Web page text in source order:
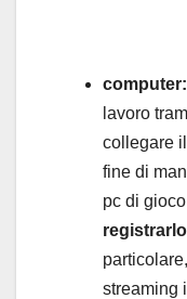
computer:
lavoro
collegare
fine di
pc di
registrarlo
streaming